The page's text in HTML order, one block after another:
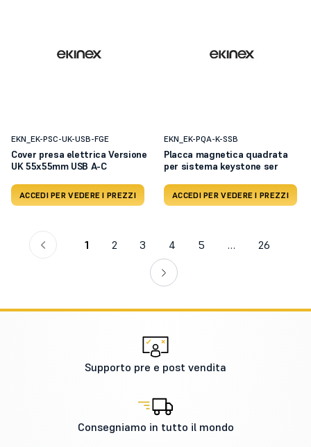
EKN_EK-PSC-UK-USB-FGE
Cover presa elettrica Versione
UK 55x55mm USB A-C
ACCEDI PER VEDERE I PREZZI
EKN_EK-PQA-K-SSB
Placca magnetica quadrata
per sistema keystone ser
ACCEDI PER VEDERE I PREZZI
1 2 3 4 5 … 26
Supporto pre e post vendita
Consegniamo in tutto il mondo